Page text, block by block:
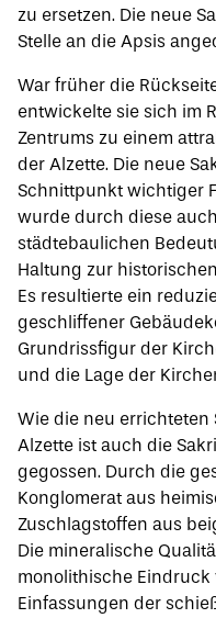
zu ersetzen. Die neue
Stelle an die Apsis
War früher die
entwickelte sie sich im
Zentrums zu einem
der Alzette. Die neue
Schnittpunkt wichtiger
wurde durch diese
städtebaulichen
Haltung zur
Es resultierte ein
geschliffener
Grundrissfigur der
und die Lage der
Wie die neu
Alzette ist auch die
gegossen. Durch die
Konglomerat aus
Zuschlagstoffen aus
Die mineralische
monolithische
Einfassungen der